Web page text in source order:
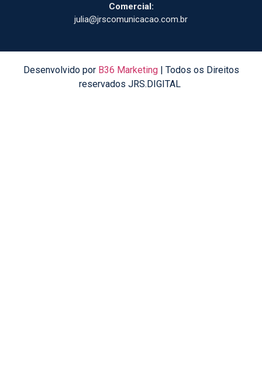
Comercial:
julia@jrscomunicacao.com.br
Desenvolvido por B36 Marketing| Todos os Direitos
reservados JRS.DIGITAL